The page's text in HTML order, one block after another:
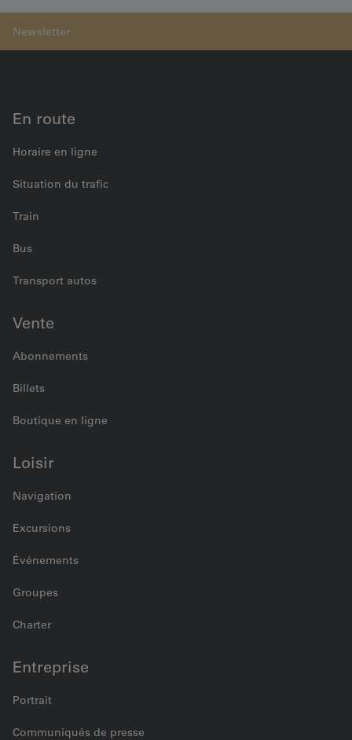
En route
Horaire en ligne
Situation du trafic
Train
Bus
Transport autos
Vente
Abonnements
Billets
Boutique en ligne
Loisir
Navigation
Excursions
Événements
Groupes
Charter
Entreprise
Portrait
Communiqués de presse